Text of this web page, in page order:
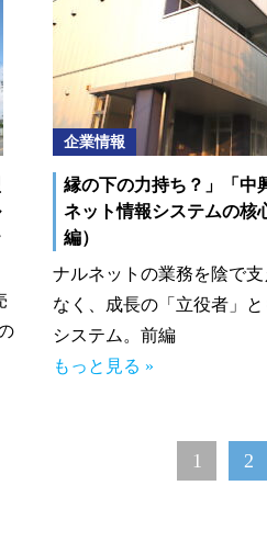
企業情報
縁の下の力持ち？」「中
ネット情報システムの核
編）
ナルネットの業務を陰で
なく、成長の「立役者」
システム。前編
もっと見る »
1 2